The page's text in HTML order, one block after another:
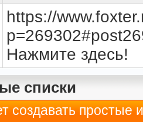
https://
Нажмите здесь!
списки
создавать